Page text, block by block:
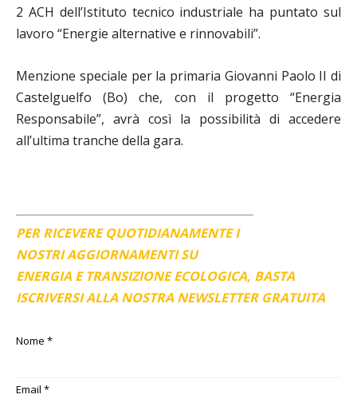
2 ACH dell’Istituto tecnico industriale ha puntato sul
lavoro “Energie alternative e rinnovabili”.
Menzione speciale per la primaria Giovanni Paolo II di
Castelguelfo (Bo) che, con il progetto “Energia
Responsabile”, avrà così la possibilità di accedere
all’ultima tranche della gara.
PER RICEVERE QUOTIDIANAMENTE I
NOSTRI AGGIORNAMENTI SU
ENERGIA E TRANSIZIONE ECOLOGICA, BASTA
ISCRIVERSI ALLA NOSTRA NEWSLETTER GRATUITA
Nome *
Email *